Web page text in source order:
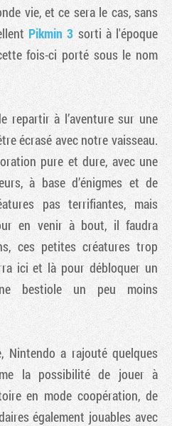
vie, et ce sera le cas, sans
Pikmin 3 sorti à l'époque
fois-ci porté sous le nom
repartir à l’aventure sur une
écrasé avec notre vaisseau.
pure et dure, avec une
à base d’énigmes et de
pas terrifiantes, mais
en venir à bout, il faudra
ces petites créatures trop
ici et là pour débloquer un
bestiole un peu moins
Nintendo a rajouté quelques
la possibilité de jouer à
en mode coopération, de
également jouables avec